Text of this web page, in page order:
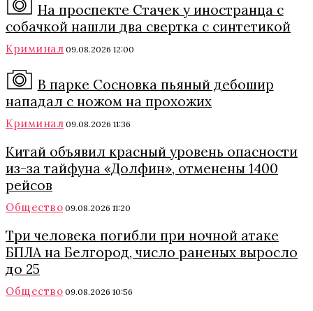
На проспекте Стачек у иностранца с
собачкой нашли два свертка с синтетикой
Криминал 09.08.2026 12:00
В парке Сосновка пьяный дебошир
нападал с ножом на прохожих
Криминал 09.08.2026 11:36
Китай объявил красный уровень опасности
из-за тайфуна «Долфин», отменены 1400
рейсов
Общество 09.08.2026 11:20
Три человека погибли при ночной атаке
БПЛА на Белгород, число раненых выросло
до 25
Общество 09.08.2026 10:56